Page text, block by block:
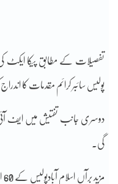
پولیس سائبر کرائم مقدمات کا
دوسری جانب تفتیش میں ایف
گی۔